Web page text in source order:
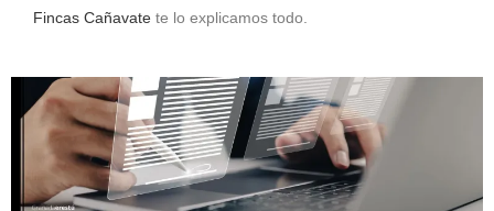
Fincas Cañavate te lo explicamos todo.